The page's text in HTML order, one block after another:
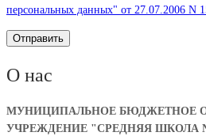
персональных данных" от 27.07.2006 N
О нас
МУНИЦИПАЛЬНОЕ БЮДЖЕТНОЕ
УЧРЕЖДЕНИЕ "СРЕДНЯЯ ШКОЛА